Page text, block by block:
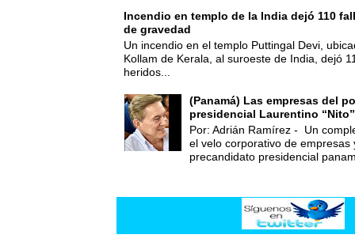
Incendio en templo de la India dejó 110
de gravedad
Un incendio en el templo Puttingal Devi,
Kollam de Kerala, al suroeste de India, dejó
heridos...
(Panamá) Las empresas del
presidencial Laurentino
Por: Adrián Ramírez - Un
el velo corporativo de empresas
precandidato presidencial